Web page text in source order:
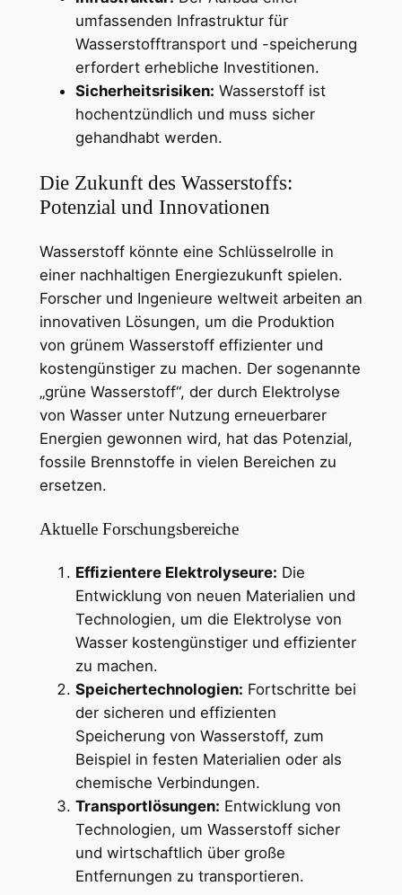
umfassenden Infrastruktur für
Wasserstofftransport und -speicherung
erfordert erhebliche Investitionen.
Sicherheitsrisiken: Wasserstoff ist
hochentzündlich und muss sicher
gehandhabt werden.
Die Zukunft des Wasserstoffs:
Potenzial und Innovationen
Wasserstoff könnte eine Schlüsselrolle in
einer nachhaltigen Energiezukunft spielen.
Forscher und Ingenieure weltweit arbeiten an
innovativen Lösungen, um die Produktion
von grünem Wasserstoff effizienter und
kostengünstiger zu machen. Der sogenannte
„grüne Wasserstoff“, der durch Elektrolyse
von Wasser unter Nutzung erneuerbarer
Energien gewonnen wird, hat das Potenzial,
fossile Brennstoffe in vielen Bereichen zu
ersetzen.
Aktuelle Forschungsbereiche
Effizientere Elektrolyseure: Die
Entwicklung von neuen Materialien und
Technologien, um die Elektrolyse von
Wasser kostengünstiger und effizienter
zu machen.
Speichertechnologien: Fortschritte bei
der sicheren und effizienten
Speicherung von Wasserstoff, zum
Beispiel in festen Materialien oder als
chemische Verbindungen.
Transportlösungen: Entwicklung von
Technologien, um Wasserstoff sicher
und wirtschaftlich über große
Entfernungen zu transportieren.